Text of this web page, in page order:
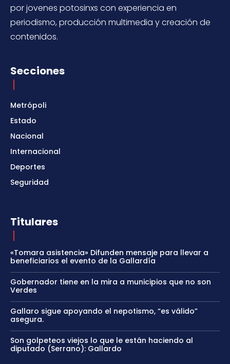
por jovenes potosinxs con experiencia en
periodismo, producción multimedia y creación de
contenidos.
Secciones
Metrópoli
Estado
Nacional
Internacional
Deportes
Seguridad
Titulares
«Tomara asistencia» Difunden mensaje para llevar a
beneficiarios el evento de la Gallardía
Gobernador tiene en la mira a municipios que no son
Verdes
Gallaro sigue apoyando el nepotismo, “es válido”
asegura.
Son golpeteos viejos lo que le están haciendo al
diputado (Serrano): Gallardo